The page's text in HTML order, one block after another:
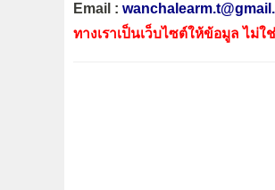
Email :
ทางเราเป็นเว็บไซต์ให้ข้อมูล ไม่ใ